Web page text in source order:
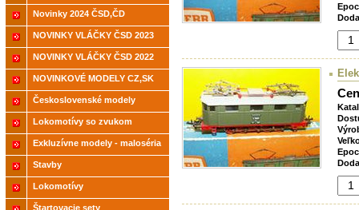
Novinky 2024 ČSD,ČD
NOVINKY VLÁČKY ČSD 2023
NOVINKY VLÁČKY ČSD 2022
NOVINKOVÉ MODELY CZ,SK
2021
Československé modely
ČSD,ČD
Lokomotívy so zvukom
Exkluzívne modely - maloséria
Stavby
Lokomotívy
Štartovacie sety